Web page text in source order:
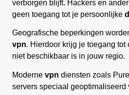
verborgen blijft. Hackers en
geen toegang tot je persoonlijke
Geografische beperkingen
vpn. Hierdoor krijg je toegang tot
niet beschikbaar is in jouw regio.
Moderne vpn diensten zoals
servers speciaal geoptimaliseerd